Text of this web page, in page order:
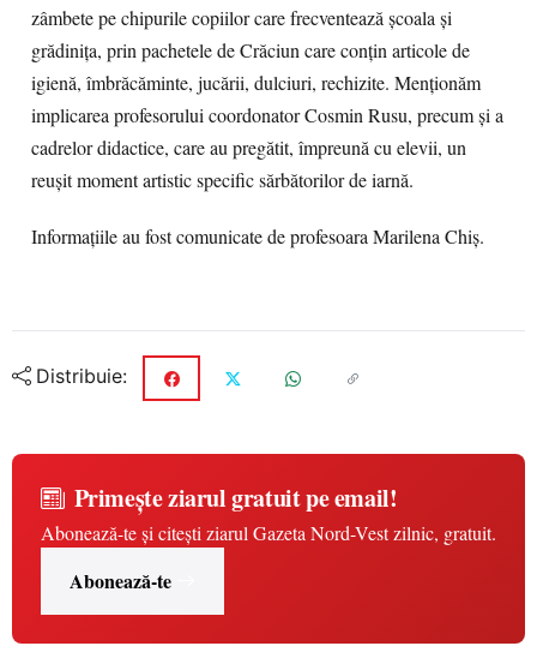
zâmbete pe chipurile copiilor care frecventează școala și
grădinița, prin pachetele de Crăciun care conțin articole de
igienă, îmbrăcăminte, jucării, dulciuri, rechizite. Menționăm
implicarea profesorului coordonator Cosmin Rusu, precum și a
cadrelor didactice, care au pregătit, împreună cu elevii, un
reușit moment artistic specific sărbătorilor de iarnă.
Informațiile au fost comunicate de profesoara Marilena Chiș.
Distribuie:
Primește ziarul gratuit pe email!
Abonează-te și citești ziarul Gazeta Nord-Vest zilnic, gratuit.
Abonează-te